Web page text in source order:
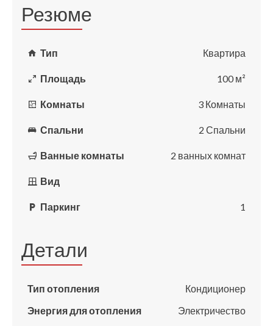
Резюме
Тип Квартира
Площадь 100 м²
Комнаты 3 Комнаты
Спальни 2 Спальни
Ванные комнаты 2 ванных комнат
Вид
Паркинг 1
Детали
Тип отопления
Кондиционер
Энергия для отопления
Электричество